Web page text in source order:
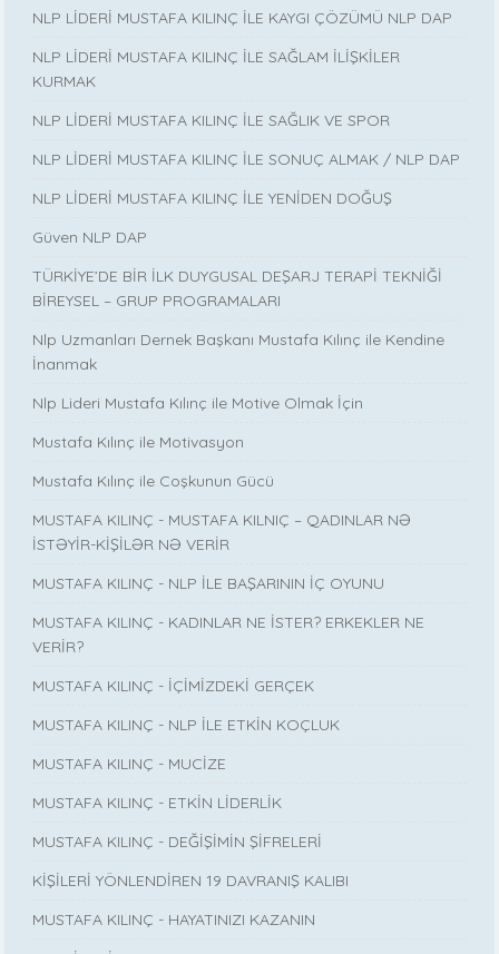
NLP LİDERİ MUSTAFA KILINÇ İLE KAYGI ÇÖZÜMÜ NLP DAP
NLP LİDERİ MUSTAFA KILINÇ İLE SAĞLAM İLİŞKİLER
KURMAK
NLP LİDERİ MUSTAFA KILINÇ İLE SAĞLIK VE SPOR
NLP LİDERİ MUSTAFA KILINÇ İLE SONUÇ ALMAK / NLP DAP
NLP LİDERİ MUSTAFA KILINÇ İLE YENİDEN DOĞUŞ
Güven NLP DAP
TÜRKİYE’DE BİR İLK DUYGUSAL DEŞARJ TERAPİ TEKNİĞİ
BİREYSEL – GRUP PROGRAMALARI
Nlp Uzmanları Dernek Başkanı Mustafa Kılınç ile Kendine
İnanmak
Nlp Lideri Mustafa Kılınç ile Motive Olmak İçin
Mustafa Kılınç ile Motivasyon
Mustafa Kılınç ile Coşkunun Gücü
MUSTAFA KILINÇ - MUSTAFA KILNIÇ – QADINLAR NƏ
İSTƏYİR-KİŞİLƏR NƏ VERİR
MUSTAFA KILINÇ - NLP İLE BAŞARININ İÇ OYUNU
MUSTAFA KILINÇ - KADINLAR NE İSTER? ERKEKLER NE
VERİR?
MUSTAFA KILINÇ - İÇİMİZDEKİ GERÇEK
MUSTAFA KILINÇ - NLP İLE ETKİN KOÇLUK
MUSTAFA KILINÇ - MUCİZE
MUSTAFA KILINÇ - ETKİN LİDERLİK
MUSTAFA KILINÇ - DEĞİŞİMİN ŞİFRELERİ
KİŞİLERİ YÖNLENDİREN 19 DAVRANIŞ KALIBI
MUSTAFA KILINÇ - HAYATINIZI KAZANIN